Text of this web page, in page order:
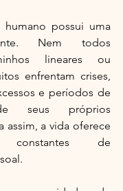
humano possui uma
Nem todos
lineares ou
enfrentam crises,
e períodos de
seus próprios
assim, a vida oferece
constantes de